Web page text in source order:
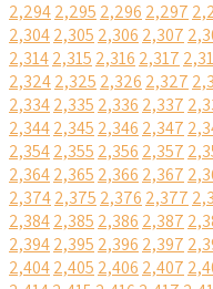
2,2942,295 2,296 2,297
2,3042,305 2,306 2,307
2,3142,315 2,316 2,317
2,3242,325 2,326 2,327
2,3342,335 2,336 2,337
2,3442,345 2,346 2,347
2,3542,355 2,356 2,357
2,3642,365 2,366 2,367
2,3742,375 2,376 2,377
2,3842,385 2,386 2,387
2,3942,395 2,396 2,397
2,4042,405 2,406 2,407